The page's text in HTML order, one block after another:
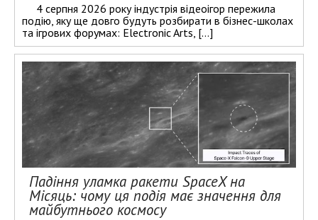
4 серпня 2026 року індустрія відеоігор пережила
подію, яку ще довго будуть розбирати в бізнес-школах
та ігрових форумах: Electronic Arts, […]
Падіння уламка ракети SpaceX на
Місяць: чому ця подія має значення для
майбутнього космосу